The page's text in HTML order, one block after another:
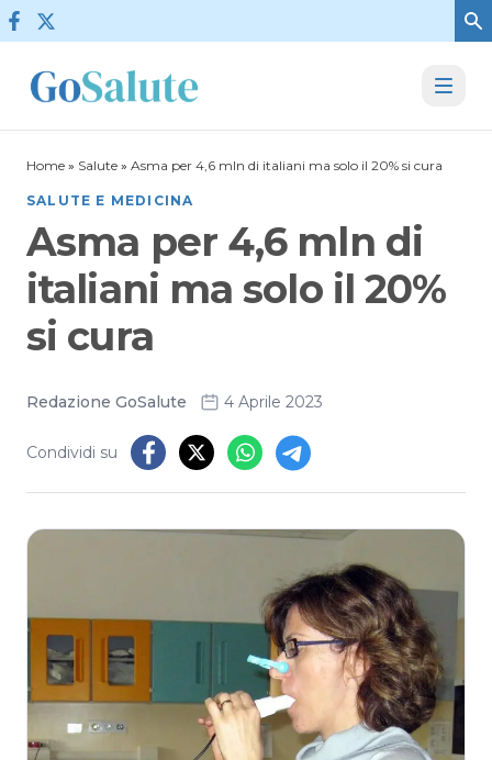
Vai al contenuto
Home » Salute » Asma per 4,6 mln di italiani ma solo il 20% si cura
SALUTE E MEDICINA
Asma per 4,6 mln di
italiani ma solo il 20%
si cura
Redazione GoSalute 4 Aprile 2023
Condividi su